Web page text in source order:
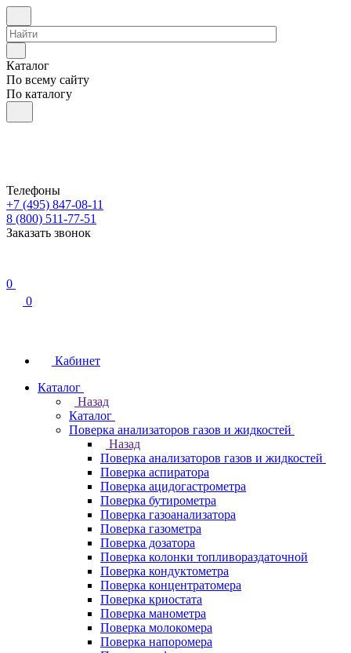
Каталог
По всему сайту
По каталогу
Телефоны
+7 (495) 847-08-11
8 (800) 511-77-51
Заказать звонок
0
0
Кабинет
Каталог
Назад
Каталог
Поверка анализаторов газов и жидкостей
Назад
Поверка анализаторов газов и жидкостей
Поверка аспиратора
Поверка ацидогастрометра
Поверка бутирометра
Поверка газоанализатора
Поверка газометра
Поверка дозатора
Поверка колонки топливораздаточной
Поверка кондуктометра
Поверка концентратомера
Поверка криостата
Поверка манометра
Поверка молокомера
Поверка напоромера